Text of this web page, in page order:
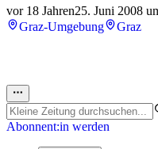
vor 18 Jahren25. Juni 2008
Graz-Umgebung
Graz
Abonnent:in werden